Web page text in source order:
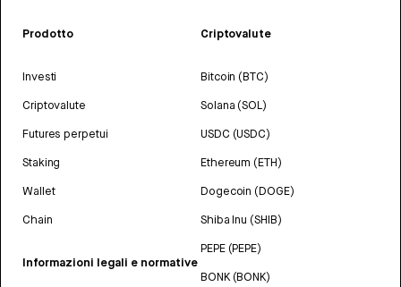
Prodotto
Investi
Criptovalute
Futures perpetui
Staking
Wallet
Chain
Informazioni legali e normative
Criptovalute
Bitcoin (BTC)
Solana (SOL)
USDC (USDC)
Ethereum (ETH)
Dogecoin (DOGE)
Shiba Inu (SHIB)
PEPE (PEPE)
BONK (BONK)